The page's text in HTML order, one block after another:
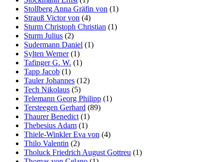
Stollberg Anna Gräfin von (1)
Strauß Victor von (4)
Sturm Christoph Christian (1)
Sturm Julius (2)
Sudermann Daniel (1)
Sylten Werner(1)
Tafinger G. W. (1)
Tapp Jacob (1)
Tauler Johannes (12)
Tech Nikolaus (5)
Telemann Georg Philipp (1)
Tersteegen Gerhard (89)
Thaurer Benedict (1)
Thebesius Adam (1)
Thiele-Winkler Eva von (4)
Thilo Valentin (2)
Tholuck Friedrich August Gottreu (1)